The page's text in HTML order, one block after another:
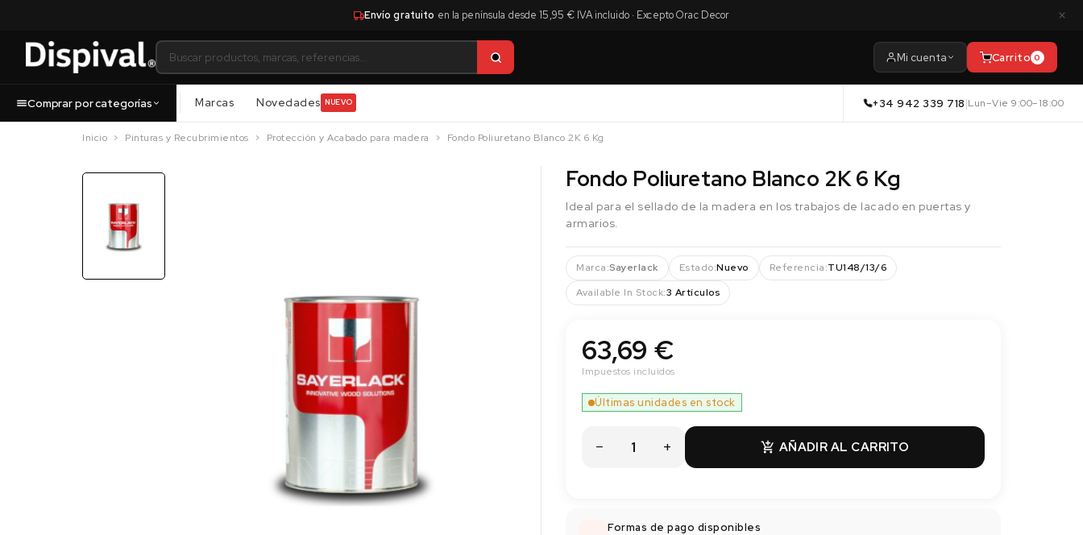
Envío gratuito en la península desde 15,95 € IVA incluido · Excepto Orac Decor ×
Mi cuenta Carrito 0
Comprar por categorías Marcas Novedades NUEVO +34 942 339 718|Lun–Vie 9:00–18:00
Inicio Pinturas y Recubrimientos Protección y Acabado para madera Fondo Poliuretano Blanco 2K 6 Kg
Fondo Poliuretano Blanco 2K 6 Kg
Ideal para el sellado de la madera en los trabajos de lacado en puertas y
armarios.
Marca:Sayerlack Estado:Nuevo Referencia:TU148/13/6
Available In Stock:3 Artículos
63,69 €
Impuestos incluidos
 AÑADIR AL CARRITO
Últimas unidades en stock
Formas de pago disponibles